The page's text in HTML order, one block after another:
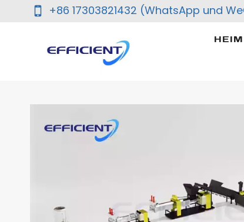
+86 17303821432 (WhatsApp und
HEIM